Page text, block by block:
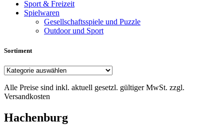
Sport & Freizeit
Spielwaren
Gesellschaftsspiele und Puzzle
Outdoor und Sport
Sortiment
Alle Preise sind inkl. aktuell gesetzl. gültiger MwSt. zzgl.
Versandkosten
Hachenburg